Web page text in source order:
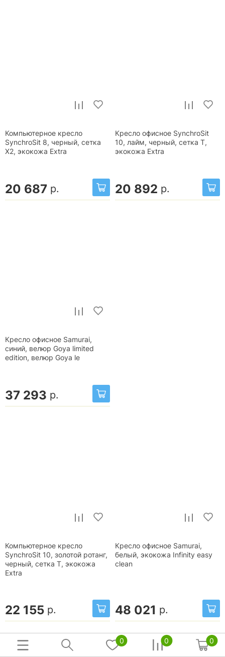
Компьютерное кресло
SynchroSit 8, черный, сетка
X2, экокожа Extra
20 687 р.
Кресло офисное SynchroSit
10, лайм, черный, сетка T,
экокожа Extra
20 892 р.
Кресло офисное Samurai,
синий, велюр Goya limited
edition, велюр Goya le
37 293 р.
Компьютерное кресло
SynchroSit 10, золотой ротанг,
черный, сетка T, экокожа
Extra
22 155 р.
Кресло офисное Samurai,
белый, экокожа Infinity easy
clean
48 021 р.
0 0 0